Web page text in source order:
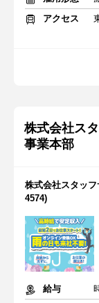
アクセス
株式会社ス
事業本部
株式会社スタッ
4574)
給与